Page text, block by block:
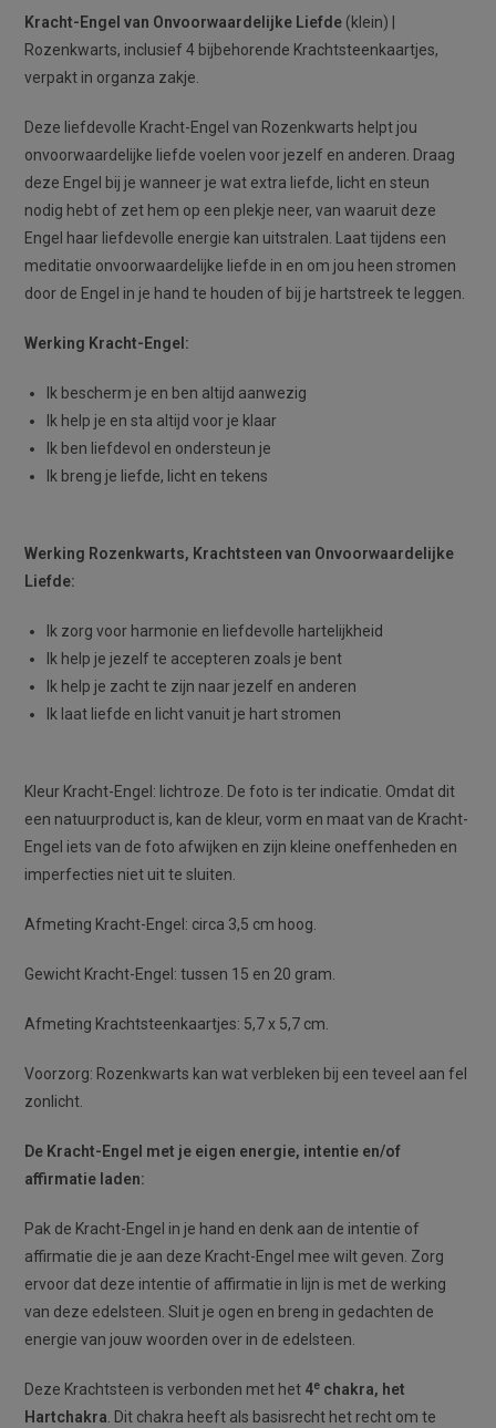
Kracht-Engel van Onvoorwaardelijke Liefde (klein) |
Rozenkwarts, inclusief 4 bijbehorende Krachtsteenkaartjes,
verpakt in organza zakje.
Deze liefdevolle Kracht-Engel van Rozenkwarts helpt jou
onvoorwaardelijke liefde voelen voor jezelf en anderen. Draag
deze Engel bij je wanneer je wat extra liefde, licht en steun
nodig hebt of zet hem op een plekje neer, van waaruit deze
Engel haar liefdevolle energie kan uitstralen. Laat tijdens een
meditatie onvoorwaardelijke liefde in en om jou heen stromen
door de Engel in je hand te houden of bij je hartstreek te leggen.
Werking Kracht-Engel:
Ik bescherm je en ben altijd aanwezig
Ik help je en sta altijd voor je klaar
Ik ben liefdevol en ondersteun je
Ik breng je liefde, licht en tekens
Werking Rozenkwarts, Krachtsteen van Onvoorwaardelijke
Liefde:
Ik zorg voor harmonie en liefdevolle hartelijkheid
Ik help je jezelf te accepteren zoals je bent
Ik help je zacht te zijn naar jezelf en anderen
Ik laat liefde en licht vanuit je hart stromen
Kleur Kracht-Engel: lichtroze. De foto is ter indicatie. Omdat dit
een natuurproduct is, kan de kleur, vorm en maat van de Kracht-
Engel iets van de foto afwijken en zijn kleine oneffenheden en
imperfecties niet uit te sluiten.
Afmeting Kracht-Engel: circa 3,5 cm hoog.
Gewicht Kracht-Engel: tussen 15 en 20 gram.
Afmeting Krachtsteenkaartjes: 5,7 x 5,7 cm.
Voorzorg: Rozenkwarts kan wat verbleken bij een teveel aan fel
zonlicht.
De Kracht-Engel met je eigen energie, intentie en/of
affirmatie laden:
Pak de Kracht-Engel in je hand en denk aan de intentie of
affirmatie die je aan deze Kracht-Engel mee wilt geven. Zorg
ervoor dat deze intentie of affirmatie in lijn is met de werking
van deze edelsteen. Sluit je ogen en breng in gedachten de
energie van jouw woorden over in de edelsteen.
Deze Krachtsteen is verbonden met het 4e chakra, het
Hartchakra. Dit chakra heeft als basisrecht het recht om te